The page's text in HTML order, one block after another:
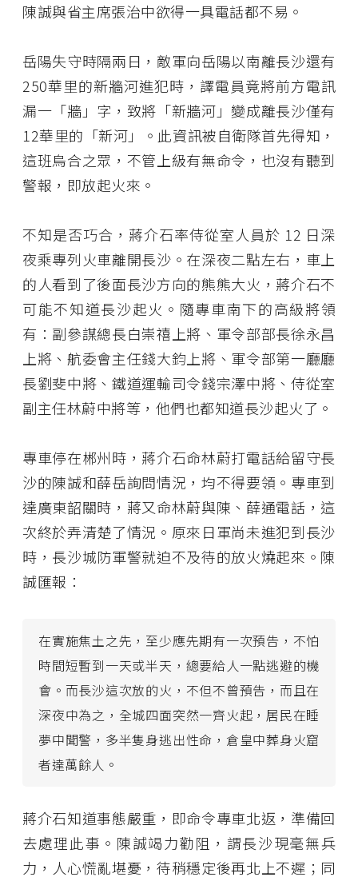
陳誠與省主席張治中欲得一具電話都不易。
岳陽失守時隔兩日，敵軍向岳陽以南離長沙還有
250華里的新牆河進犯時，譯電員竟將前方電訊
漏一「牆」字，致將「新牆河」變成離長沙僅有
12華里的「新河」。此資訊被自衛隊首先得知，
這班烏合之眾，不管上級有無命令，也沒有聽到
警報，即放起火來。
不知是否巧合，蔣介石率侍從室人員於 12 日深
夜乘專列火車離開長沙。在深夜二點左右，車上
的人看到了後面長沙方向的熊熊大火，蔣介石不
可能不知道長沙起火。隨專車南下的高級將領
有：副參謀總長白崇禧上將、軍令部部長徐永昌
上將、航委會主任錢大鈞上將、軍令部第一廳廳
長劉斐中將、鐵道運輸司令錢宗澤中將、侍從室
副主任林蔚中將等，他們也都知道長沙起火了。
專車停在郴州時，蔣介石命林蔚打電話給留守長
沙的陳誠和薛岳詢問情況，均不得要領。專車到
達廣東韶關時，蔣又命林蔚與陳、薛通電話，這
次終於弄清楚了情況。原來日軍尚未進犯到長沙
時，長沙城防軍警就迫不及待的放火燒起來。陳
誠匯報：
在實施焦土之先，至少應先期有一次預告，不怕
時間短暫到一天或半天，總要給人一點逃避的機
會。而長沙這次放的火，不但不曾預告，而且在
深夜中為之，全城四面突然一齊火起，居民在睡
夢中聞警，多半隻身逃出性命，倉皇中葬身火窟
者達萬餘人。
蔣介石知道事態嚴重，即命令專車北返，準備回
去處理此事。陳誠竭力勸阻，謂長沙現毫無兵
力，人心慌亂堪憂，待稍穩定後再北上不遲；同